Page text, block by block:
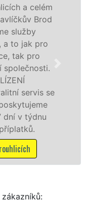
VYKLÍZENÍ
prostřednictvím
franchisových
levné, přesto
profesionální
a okolí.
tak
kvalitně
STOP bez
o vyklízecí práce v